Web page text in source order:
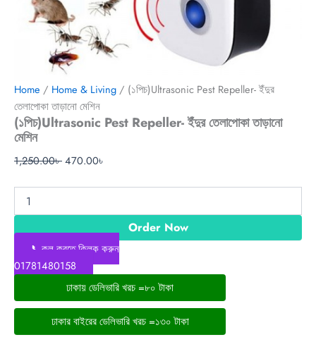
Home / Home & Living / (১পিচ)Ultrasonic Pest Repeller- ইঁদুর
তেলাপোকা তাড়ানো মেশিন
(১পিচ)Ultrasonic Pest Repeller- ইঁদুর তেলাপোকা তাড়ানো
মেশিন
1,250.00৳470.00৳
Order Now
📞কল করতে ক্লিক করুন
01781480158
ঢাকায় ডেলিভারি খরচ =৮০ টাকা
ঢাকার বাইরের ডেলিভারি খরচ =১৩০ টাকা